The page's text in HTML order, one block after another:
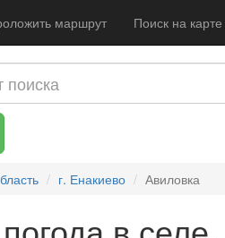
маршрут Поиск на карте
г. Енакиево Авиловка